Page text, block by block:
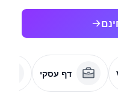
דף עסקי